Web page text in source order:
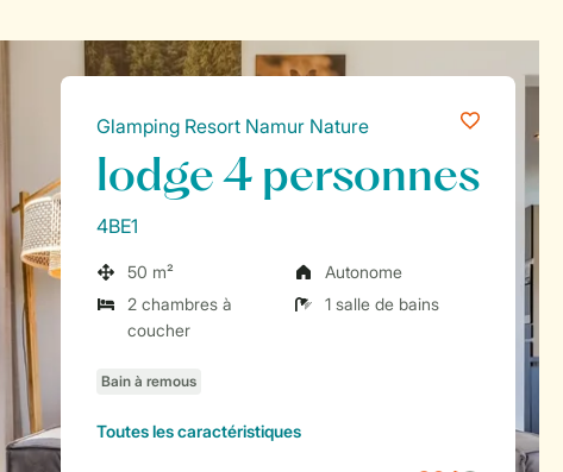
Glamping Resort Namur Nature
lodge 4 personnes
4BE1
50 m²
Autonome
2 chambres à
coucher
1 salle de bains
Toutesles caractéristiques